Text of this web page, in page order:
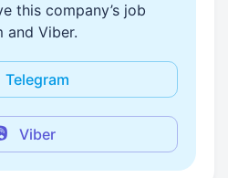
this company’s job
and Viber.
Telegram
Viber